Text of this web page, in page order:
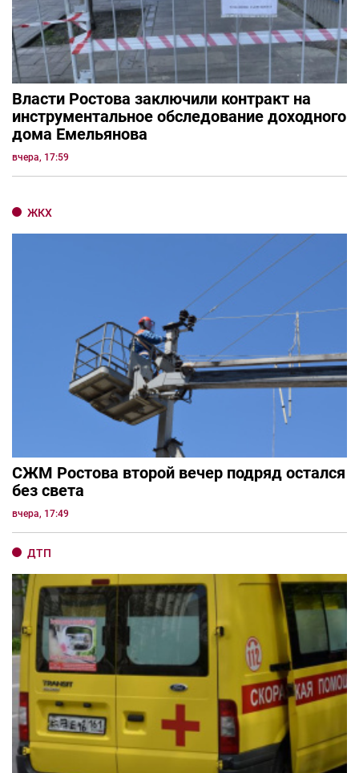
Власти Ростова заключили контракт на
инструментальное обследование доходного
дома Емельянова
вчера, 17:59
ЖКХ
СЖМ Ростова второй вечер подряд остался
без света
вчера, 17:49
ДТП